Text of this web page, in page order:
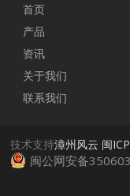
首页
产品
资讯
关于我们
联系我们
技术支持漳州风云 闽
闽公网安备